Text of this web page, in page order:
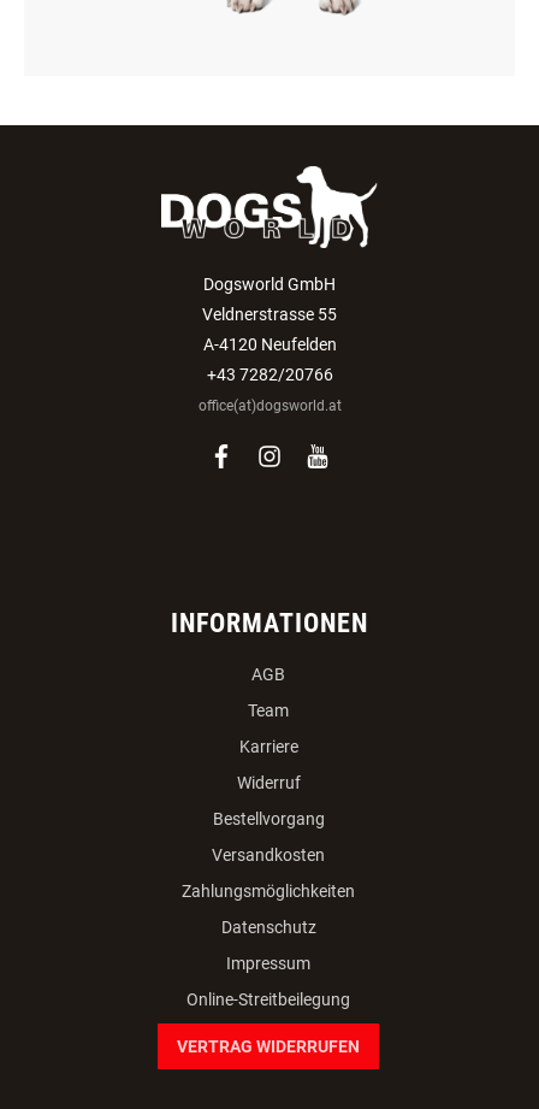
Dogsworld GmbH
Veldnerstrasse 55
A-4120 Neufelden
+43 7282/20766
office(at)dogsworld.at
facebook
instagram
youtube
INFORMATIONEN
AGB
Team
Karriere
Widerruf
Bestellvorgang
Versandkosten
Zahlungsmöglichkeiten
Datenschutz
Impressum
Online-Streitbeilegung
VERTRAG WIDERRUFEN